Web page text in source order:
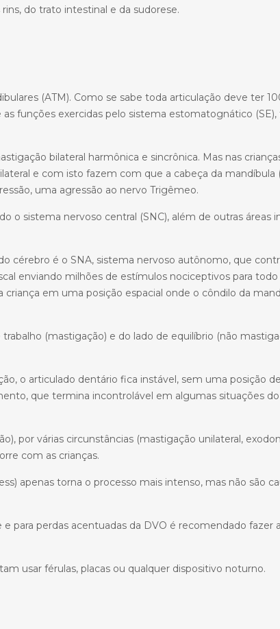
do trato intestinal e da sudorese.
(ATM). Como se sabe toda articulação deve ter
funções exercidas pelo sistema estomatognático (SE),
bilateral harmônica e sincrônica. Mas nas
e com isto fazem com que a cabeça da mandíbula
uma agressão ao nervo Trigêmeo.
o sistema nervoso central (SNC), além de outras áreas
cérebro é o SNA, sistema nervoso autônomo, que
enviando milhões de estímulos nociceptivos para
em uma posição espacial onde o côndilo da
(mastigação) e do lado de equilíbrio (não
o articulado dentário fica instável, sem uma posição
que termina incontrolável em algumas situações
por várias circunstâncias (mastigação unilateral,
com as crianças.
apenas torna o processo mais intenso, mas não são
perdas acentuadas da DVO é recomendado fazer
usar férulas, placas ou qualquer dispositivo noturno.